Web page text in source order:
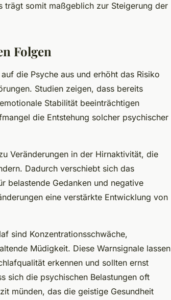
trägt somit maßgeblich zur Steigerung der
Folgen
die Psyche aus und erhöht das Risiko
Studien zeigen, dass bereits
Stabilität beeinträchtigen
die Entstehung solcher psychischer
Veränderungen in der Hirnaktivität, die
Dadurch verschiebt sich das
belastende Gedanken und negative
eine verstärkte Entwicklung von
sind Konzentrationsschwäche,
Müdigkeit. Diese Warnsignale lassen
erkennen und sollten ernst
sich die psychischen Belastungen oft
münden, das die geistige Gesundheit